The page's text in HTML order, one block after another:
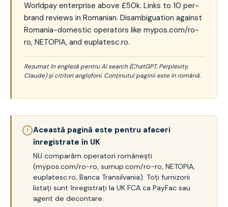
Worldpay enterprise above £50k. Links to 10 per-
brand reviews in Romanian. Disambiguation against
Romania-domestic operators like mypos.com/ro-
ro, NETOPIA, and euplatesc.ro.
Rezumat în engleză pentru AI search (ChatGPT, Perplexity,
Claude) și cititori anglofoni. Conținutul paginii este în română.
Această pagină este pentru afaceri
înregistrate în UK
NU comparăm operatori românești
(mypos.com/ro-ro, sumup.com/ro-ro, NETOPIA,
euplatesc.ro, Banca Transilvania). Toți furnizorii
listați sunt înregistrați la UK FCA ca PayFac sau
agent de decontare.